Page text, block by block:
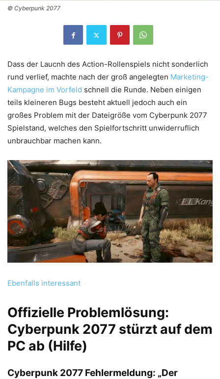
© Cyberpunk 2077
Dass der Laucnh des Action-Rollenspiels nicht sonderlich
rund verlief, machte nach der groß angelegten Marketing-
Kampagne im Vorfeld schnell die Runde. Neben einigen
teils kleineren Bugs besteht aktuell jedoch auch ein
großes Problem mit der Dateigröße vom Cyberpunk 2077
Spielstand, welches den Spielfortschritt unwiderruflich
unbrauchbar machen kann.
Ebenfalls interessant
Offizielle Problemlösung:
Cyberpunk 2077 stürzt auf dem
PC ab (Hilfe)
Cyberpunk 2077 Fehlermeldung: „Der